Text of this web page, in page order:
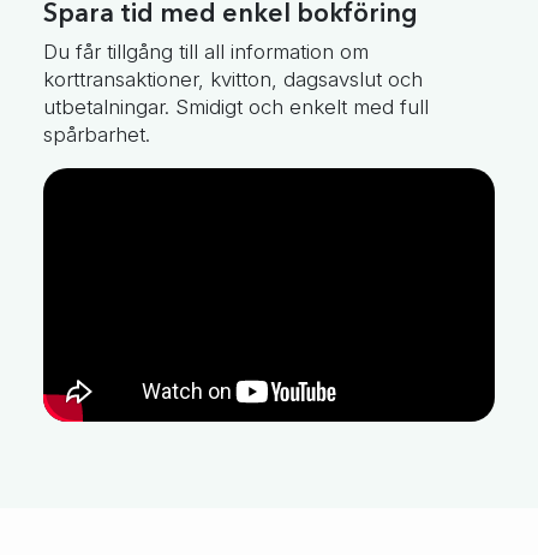
Spara tid med enkel bokföring
Du får tillgång till all information om
korttransaktioner, kvitton, dagsavslut och
utbetalningar. Smidigt och enkelt med full
spårbarhet.